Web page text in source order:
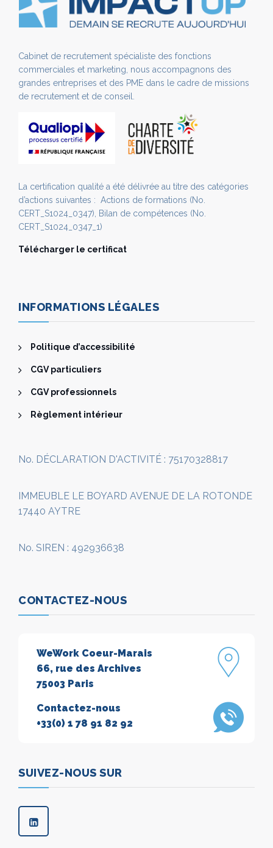
Cabinet de recrutement spécialiste des fonctions
commerciales et marketing, nous accompagnons des
grandes entreprises et des PME dans le cadre de missions
de recrutement et de conseil.
La certification qualité a été délivrée au titre des catégories
d’actions suivantes : Actions de formations (No.
CERT_S1024_0347), Bilan de compétences (No.
CERT_S1024_0347_1)
Télécharger le certificat
INFORMATIONS LÉGALES
Politique d’accessibilité
CGV particuliers
CGV professionnels
Règlement intérieur
No. DÉCLARATION D'ACTIVITÉ : 75170328817
IMMEUBLE LE BOYARD AVENUE DE LA ROTONDE
17440 AYTRE
No. SIREN : 492936638
CONTACTEZ-NOUS
WeWork Coeur-Marais
66, rue des Archives
75003 Paris
Contactez-nous
+33(0) 1 78 91 82 92
SUIVEZ-NOUS SUR